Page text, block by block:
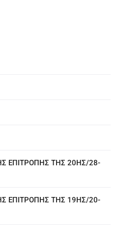
ΕΠΙΤΡΟΠΗΣ ΤΗΣ 20ΗΣ/28-
ΕΠΙΤΡΟΠΗΣ ΤΗΣ 19ΗΣ/20-